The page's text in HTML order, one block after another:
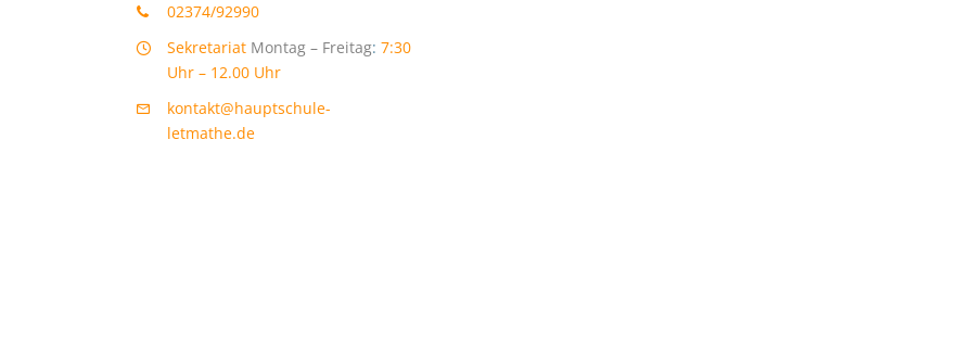
02374/92990
Sekretariat Montag – Freitag: 7:30
Uhr – 12.00 Uhr
kontakt@hauptschule-
letmathe.de